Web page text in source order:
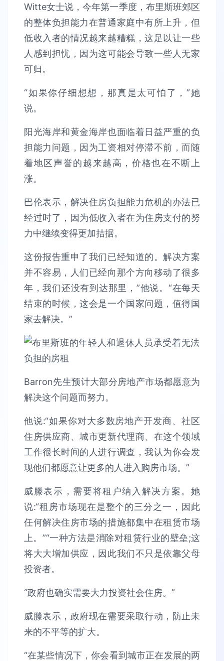
Witte女士说，今年第一季度，布里斯班郊区
的整体负担能力在普通家庭中有所上升，但
低收入者的情况越来越糟糕，这足以让一些
人感到担忧，因为这可能会导致一些人无家
可归。
“如果你仔细想想，那真是太可怕了，”她
说。
阳光海岸和黄金海岸也面临着日益严重的负
担能力问题，因为工资相对停滞不前，而随
着地区声誉的越来越高，价格也在不断上
涨。
巴伦表示，解决住房负担能力危机的办法已
经过时了，因为低收入者在为住房支付的努
力中继续变得更加拮据。
这份报告重申了我们已经知道的。解决方案
并不容易，人们已经向那个方向移动了很多
年，我们还没有到达那里，”他说。“在每天
结束的时候，这会是一个国家问题，值得国
家去解决。”
Barron先生预计大部分房地产市场都愿意为
解决这个问题而努力。
他说:“如果你对大多数房地产开发商、社区
住房供应商、城市更新代理商、在这个领域
工作很长时间的人进行调查，我认为你会发
现他们都愿意让更多的人进入购房市场。”
威滕表示，需要将租户纳入解决方案。她
说:“租房市场现在是整个的三分之一，因此
任何解决住房市场的措施都集中在租赁市场
上。”“一种方法是消除对租赁行业的壁垒;这
将大大增加供应，因此我们不只是依靠父母
投资者。
“政府也确实需要大力投资社会住房。”
威滕表示，政府现在需要采取行动，防止未
来的不平等的扩大。
“在某些情况下，你会看到城市正在发展的两